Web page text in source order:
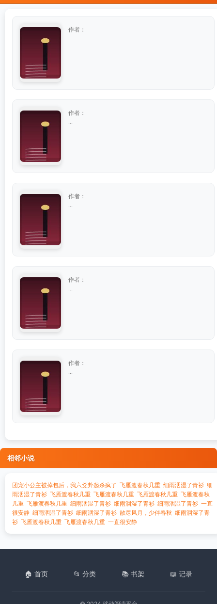
作者：
作者：
作者：
作者：
作者：
相邻小说
团宠小公主被掉包后，我六爻卦起杀疯了 飞雁渡春秋几重 细雨洇湿了青衫 细
雨洇湿了青衫 飞雁渡春秋几重 飞雁渡春秋几重 飞雁渡春秋几重 飞雁渡春秋
几重 飞雁渡春秋几重 细雨洇湿了青衫 细雨洇湿了青衫 细雨洇湿了青衫 一直
很安静 细雨洇湿了青衫 细雨洇湿了青衫 散尽风月，少伴春秋 细雨洇湿了青
衫 飞雁渡春秋几重 飞雁渡春秋几重 一直很安静
🏠 首页 📂 分类 📚 书架 📖 记录